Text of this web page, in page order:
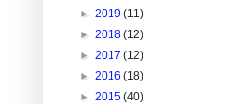
► 2019 (11)
► 2018 (12)
► 2017 (12)
► 2016 (18)
► 2015 (40)